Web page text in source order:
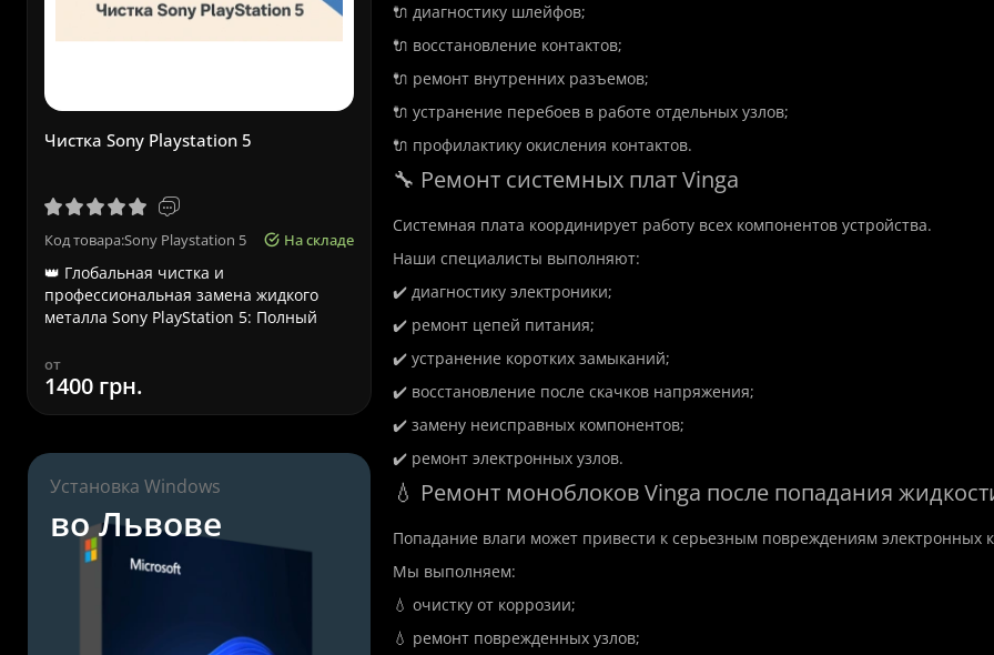
Установка Windows
во Львове
Чистка Sony Playstation 5
Код товара:Sony Playstation 5 На складе
👑 Глобальная чистка и
профессиональная замена жидкого
металла Sony PlayStation 5: Полный
от
1400 грн.
Срочный ремонт ноутбука Asus
На складе
Срочный ремонт ноутбука Asus в
Львове – качественно и быстро! 🖥️
Ноутбуки Asus зарекомендовали себя
к..
от
580 грн.
Код товара:Software
🔌 диагностику шлейфов;
🔌 восстановление контактов;
🔌 ремонт внутренних разъемов;
🔌 устранение перебоев в работе отдельных узлов;
🔌 профилактику окисления контактов.
🔧 Ремонт системных плат Vinga
Системная плата координирует работу всех компонентов устройства.
Наши специалисты выполняют:
✔️ диагностику электроники;
✔️ ремонт цепей питания;
✔️ устранение коротких замыканий;
✔️ восстановление после скачков напряжения;
✔️ замену неисправных компонентов;
✔️ ремонт электронных узлов.
💧 Ремонт моноблоков Vinga после попадания
Попадание влаги может привести к серьезным повреждениям электронных
Мы выполняем:
💧 очистку от коррозии;
💧 ремонт поврежденных узлов;